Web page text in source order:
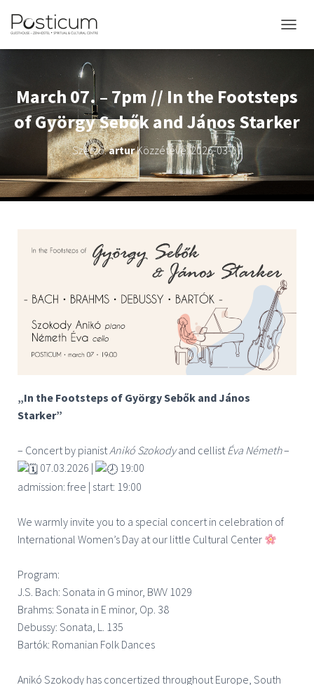
March 07. – 7pm // In the Footsteps
of György Sebők and János Starker
Szerző:arturKözzétéve:2026-03-07
„In the Footsteps of György Sebők and János
Starker”
– Concert by pianistAnikó Szokodyand cellistÉva Németh–
07.03.2026 |
19:00
admission: free | start: 19:00
We warmly invite you to a special concert in celebration of
International Women’s Day at our little Cultural Center
Program:
J.S. Bach: Sonata in G minor, BWV 1029
Brahms: Sonata in E minor, Op. 38
Debussy: Sonata, L. 135
Bartók: Romanian Folk Dances
Anikó Szokody has concertized throughout Europe, South